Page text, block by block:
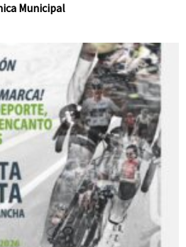
Municipal